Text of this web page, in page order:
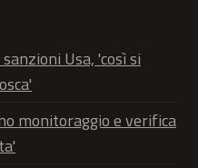
Usa, 'così si
monitoraggio e verifica